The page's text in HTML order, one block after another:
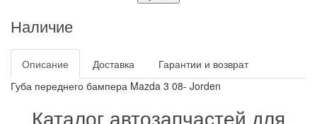
Наличие
Описание Доставка
Гарантии и возврат
Губа переднего бампера Mazda 3 08- Jorden
Каталог автозапчастей для